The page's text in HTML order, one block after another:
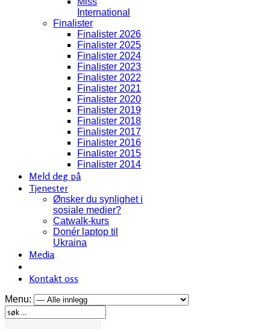
International
Finalister
Finalister 2026
Finalister 2025
Finalister 2024
Finalister 2023
Finalister 2022
Finalister 2021
Finalister 2020
Finalister 2019
Finalister 2018
Finalister 2017
Finalister 2016
Finalister 2015
Finalister 2014
Meld deg på
Tjenester
Ønsker du synlighet i
sosiale medier?
Catwalk-kurs
Donér laptop til
Ukraina
Media
Kontakt oss
Menu: